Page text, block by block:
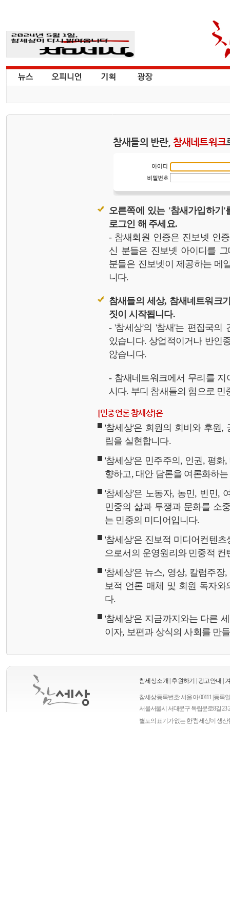
참새들의 반란, 참새네트워크
오른쪽에 있는 '참새가입하기
로그인 해 주세요.
- 참새회원 인증은 진보넷 인
신 분들은 진보넷 아이디를
분들은 진보넷이 제공하는 메
니다.
참새들의 세상, 참새네트워크
짓이 시작됩니다.
- '참세상'의 '참새'는 편집국의
있습니다. 상업적이거나 반인
않습니다.
- 참새네트워크에서 무리를
시다. 부디 참새들의 힘으로 민
[민중언론 참세상]은
'참세상'은 회원의 회비와 후원,
립을 실현합니다.
'참세상'은 민주주의, 인권, 평
향하고, 대안 담론을 여론화하
'참세상'은 노동자, 농민, 빈민,
민중의 삶과 투쟁과 문화를 소
는 민중의 미디어입니다.
'참세상'은 진보적 미디어컨텐
으로서의 운영원리와 민중적
'참세상'은 뉴스, 영상, 칼럼주
보적 언론 매체 및 회원 독자와
다.
'참세상'은 지금까지와는 다른
이자, 보편과 상식의 사회를 만
참세상소개 후원하기 광고안내
참세상 등록번호: 서울 아 00111 | 등록
서울서울시 서대문구 독립문로8길 23
별도의 표기가 없는 한 '참세상'이 생